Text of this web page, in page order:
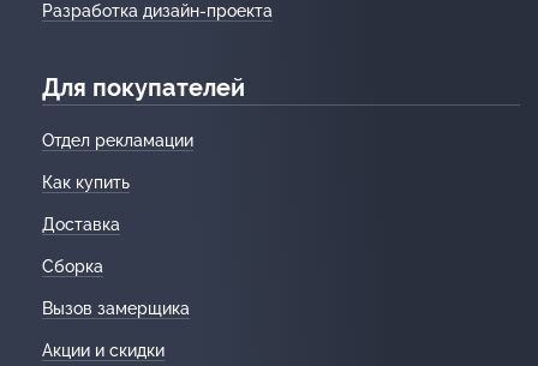
Разработка дизайн-проекта
Для покупателей
Отдел рекламации
Как купить
Доставка
Сборка
Вызов замерщика
Акции и скидки